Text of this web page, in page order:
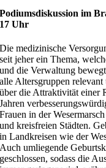
Podiumsdiskussion im
17 Uhr
Die medizinische
seit jeher ein Thema,
und die Verwaltung
alle Altersgruppen
über die Attraktivität einer
Jahren
Frauen in der
und kreisfreien Städten.
in Landkreisen wie der
Auch umliegende
geschlossen, sodass die